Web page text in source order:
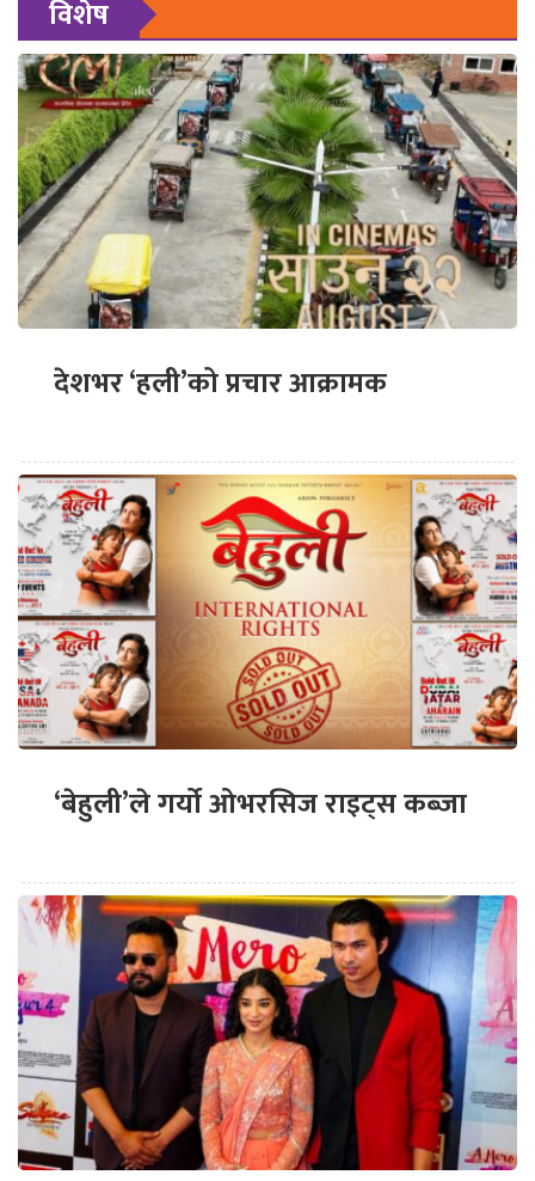
विशेष
देशभर ‘हली’को प्रचार आक्रामक
‘बेहुली’ले गर्यो ओभरसिज राइट्स कब्जा